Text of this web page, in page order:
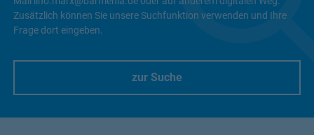
Zusätzlich können Sie unsere Suchfunktion verwenden und Ihre
Frage dort eingeben.
zur Suche